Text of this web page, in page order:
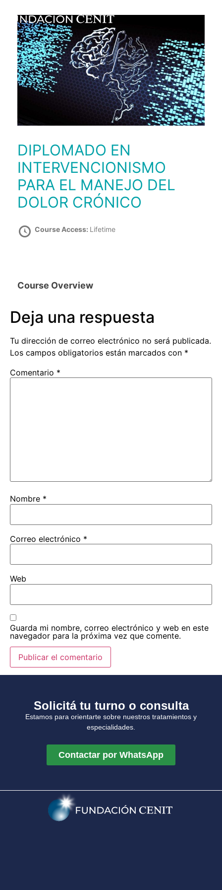
DIPLOMADO EN
INTERVENCIONISMO
PARA EL MANEJO DEL
DOLOR CRÓNICO
Course Access: Lifetime
Course Overview
Deja una respuesta
Tu dirección de correo electrónico no será publicada.
Los campos obligatorios están marcados con *
Comentario *
Nombre *
Correo electrónico *
Web
Guarda mi nombre, correo electrónico y web en este
navegador para la próxima vez que comente.
Solicitá tu turno o consulta
Estamos para orientarte sobre nuestros tratamientos y
especialidades.
Contactar por WhatsApp